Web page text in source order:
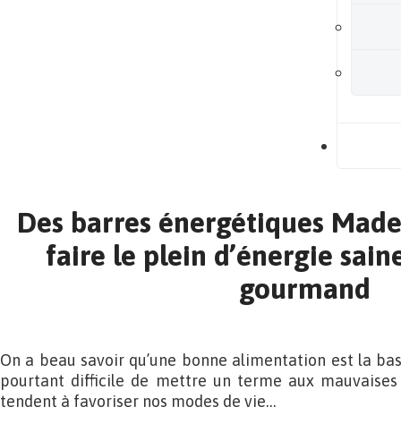
Des barres énergétiques
faire le plein d’énergie
gourmand
On a beau savoir qu’une bonne alimentation est la
pourtant difficile de mettre un terme aux
tendent à favoriser nos modes de vie…